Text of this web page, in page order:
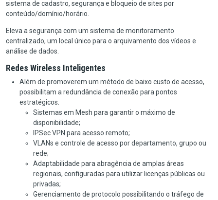
sistema de cadastro, segurança e bloqueio de sites por
conteúdo/domínio/horário.
Eleva a segurança com um sistema de monitoramento
centralizado, um local único para o arquivamento dos vídeos e
análise de dados.
Redes Wireless Inteligentes
Além de promoverem um método de baixo custo de acesso,
possibilitam a redundância de conexão para pontos
estratégicos.
Sistemas em Mesh para garantir o máximo de
disponibilidade;
IPSec VPN para acesso remoto;
VLANs e controle de acesso por departamento, grupo ou
rede;
Adaptabilidade para abragência de amplas áreas
regionais, configuradas para utilizar licenças públicas ou
privadas;
Gerenciamento de protocolo possibilitando o tráfego de